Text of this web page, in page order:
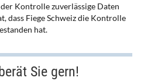
der Kontrolle zuverlässige Daten
dass Fiege Schweiz die Kontrolle
hat.
Sie gern!